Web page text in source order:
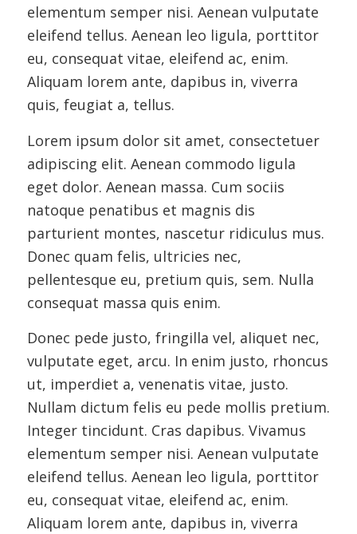
elementum semper nisi. Aenean vulputate
eleifend tellus. Aenean leo ligula, porttitor
eu, consequat vitae, eleifend ac, enim.
Aliquam lorem ante, dapibus in, viverra
quis, feugiat a, tellus.
Lorem ipsum dolor sit amet, consectetuer
adipiscing elit. Aenean commodo ligula
eget dolor. Aenean massa. Cum sociis
natoque penatibus et magnis dis
parturient montes, nascetur ridiculus mus.
Donec quam felis, ultricies nec,
pellentesque eu, pretium quis, sem. Nulla
consequat massa quis enim.
Donec pede justo, fringilla vel, aliquet nec,
vulputate eget, arcu. In enim justo, rhoncus
ut, imperdiet a, venenatis vitae, justo.
Nullam dictum felis eu pede mollis pretium.
Integer tincidunt. Cras dapibus. Vivamus
elementum semper nisi. Aenean vulputate
eleifend tellus. Aenean leo ligula, porttitor
eu, consequat vitae, eleifend ac, enim.
Aliquam lorem ante, dapibus in, viverra